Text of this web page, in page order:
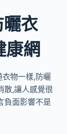
衣
康網
物一樣,防曬
散,讓人感覺很
負面影響不是